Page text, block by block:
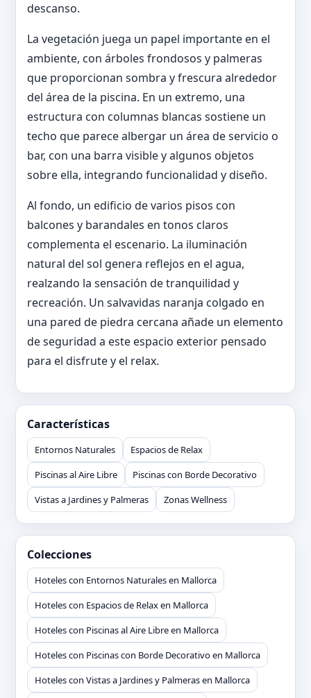
descanso.
La vegetación juega un papel importante en el
ambiente, con árboles frondosos y palmeras
que proporcionan sombra y frescura alrededor
del área de la piscina. En un extremo, una
estructura con columnas blancas sostiene un
techo que parece albergar un área de servicio o
bar, con una barra visible y algunos objetos
sobre ella, integrando funcionalidad y diseño.
Al fondo, un edificio de varios pisos con
balcones y barandales en tonos claros
complementa el escenario. La iluminación
natural del sol genera reflejos en el agua,
realzando la sensación de tranquilidad y
recreación. Un salvavidas naranja colgado en
una pared de piedra cercana añade un elemento
de seguridad a este espacio exterior pensado
para el disfrute y el relax.
Características
Entornos Naturales
Espacios de Relax
Piscinas al Aire Libre
Piscinas con Borde Decorativo
Vistas a Jardines y Palmeras
Zonas Wellness
Colecciones
Hoteles con Entornos Naturales en Mallorca
Hoteles con Espacios de Relax en Mallorca
Hoteles con Piscinas al Aire Libre en Mallorca
Hoteles con Piscinas con Borde Decorativo en Mallorca
Hoteles con Vistas a Jardines y Palmeras en Mallorca